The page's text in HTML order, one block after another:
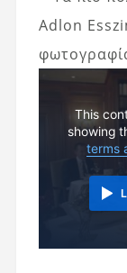
This
showing
terms